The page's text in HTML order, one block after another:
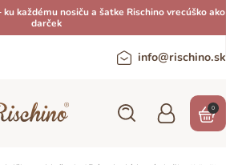
každému nosiču a šatke Rischino vrecúško ako
darček
info@rischino.sk
0